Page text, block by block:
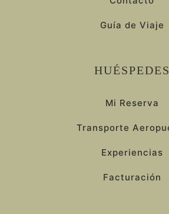
Guía de Viaje
HUÉSPEDES
Mi Reserva
Transporte
Experiencias
Facturación